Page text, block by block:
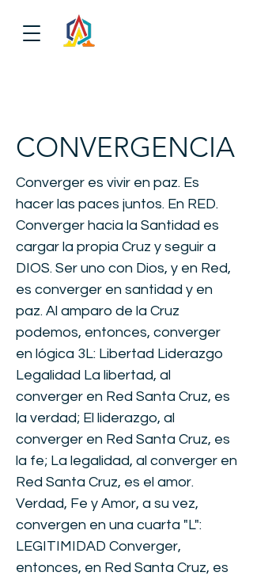
CONVERGENCIA
Converger es vivir en paz. Es
hacer las paces juntos. En RED.
Converger hacia la Santidad es
cargar la propia Cruz y seguir a
DIOS. Ser uno con Dios, y en Red,
es converger en santidad y en
paz. Al amparo de la Cruz
podemos, entonces, converger
en lógica 3L: Libertad Liderazgo
Legalidad La libertad, al
converger en Red Santa Cruz, es
la verdad; El liderazgo, al
converger en Red Santa Cruz, es
la fe; La legalidad, al converger en
Red Santa Cruz, es el amor.
Verdad, Fe y Amor, a su vez,
convergen en una cuarta "L":
LEGITIMIDAD Converger,
entonces, en Red Santa Cruz, es